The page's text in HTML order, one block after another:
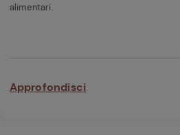
alimentari.
Approfondisci